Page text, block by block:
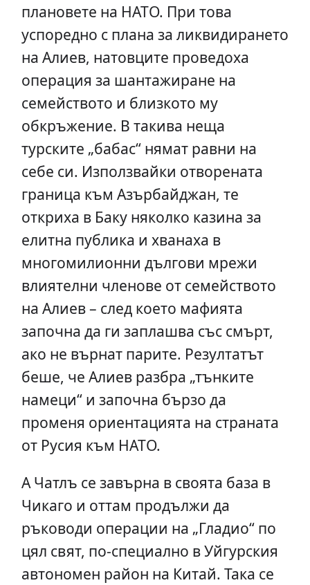
плановете на НАТО. При това
успоредно с плана за ликвидирането
на Алиев, натовците проведоха
операция за шантажиране на
семейството и близкото му
обкръжение. В такива неща
турските „бабас“ нямат равни на
себе си. Използвайки отворената
граница към Азърбайджан, те
откриха в Баку няколко казина за
елитна публика и хванаха в
многомилионни дългови мрежи
влиятелни членове от семейството
на Алиев – след което мафията
започна да ги заплашва със смърт,
ако не върнат парите. Резултатът
беше, че Алиев разбра „тънките
намеци“ и започна бързо да
променя ориентацията на страната
от Русия към НАТО.
А Чатлъ се завърна в своята база в
Чикаго и оттам продължи да
ръководи операции на „Гладио“ по
цял свят, по-специално в Уйгурския
автономен район на Китай. Така се